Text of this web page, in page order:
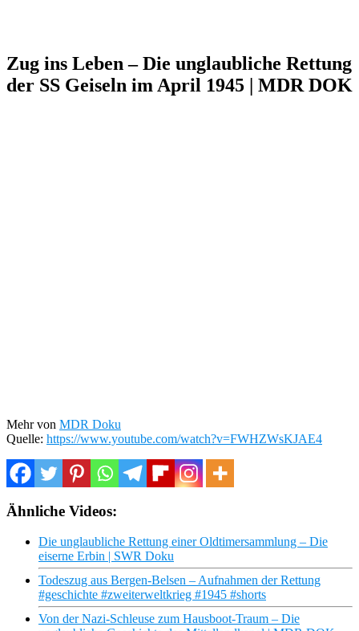
Zug ins Leben – Die unglaubliche Rettung
der SS Geiseln im April 1945 | MDR DOK
Mehr von MDR Doku
Quelle: https://www.youtube.com/watch?v=FWHZWsKJAE4
Ähnliche Videos:
Die unglaubliche Rettung einer Oldtimersammlung – Die
eiserne Erbin | SWR Doku
Todeszug aus Bergen-Belsen – Aufnahmen der Rettung
#geschichte #zweiterweltkrieg #1945 #shorts
Von der Nazi-Schleuse zum Hausboot-Traum – Die